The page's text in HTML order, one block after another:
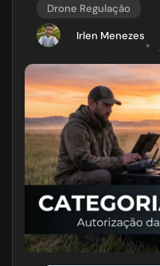
Drone Regulação
Irlen Menezes